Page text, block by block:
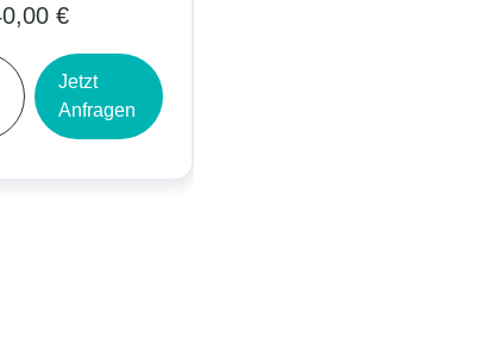
€
Jetzt
Anfragen